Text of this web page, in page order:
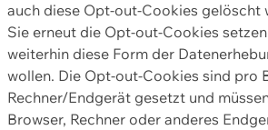
auch diese Opt-out-Cookies gelöscht
Sie erneut die Opt-out-Cookies
weiterhin diese Form der
wollen. Die Opt-out-Cookies sind pro
Rechner/Endgerät gesetzt und
Browser, Rechner oder anderes